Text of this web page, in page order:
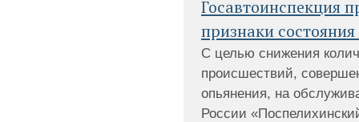
Госавтоинспекция
признаки
С целью снижения
происшествий,
опьянения, на
России